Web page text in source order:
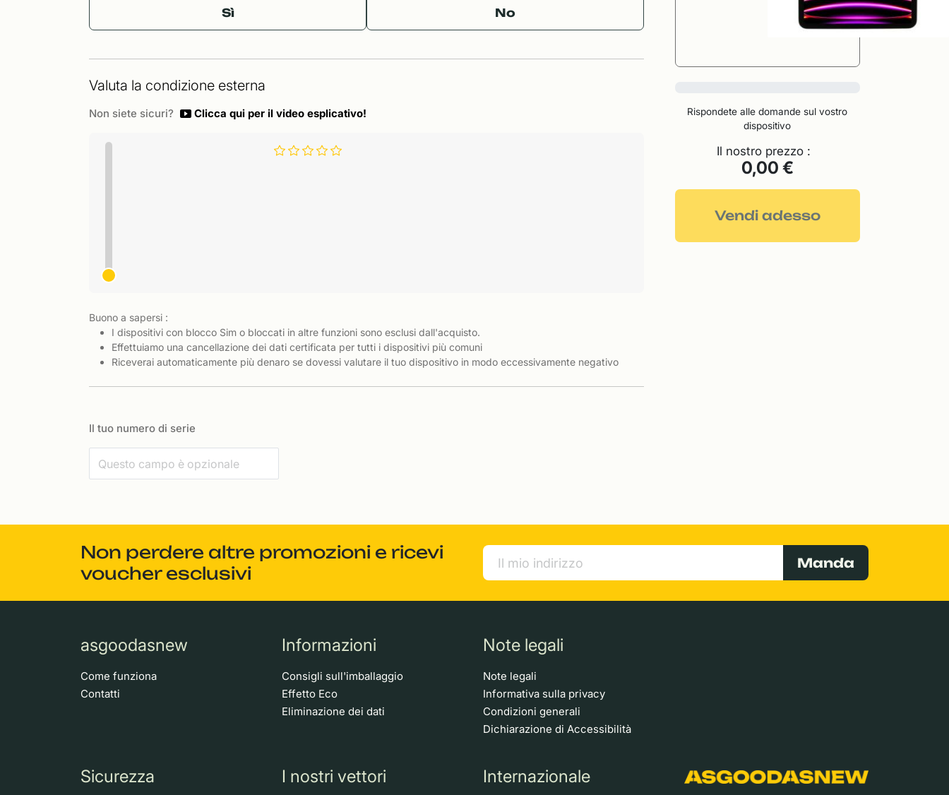
Sì No
Valuta la condizione esterna
Non siete sicuri? Clicca qui per il video esplicativo!
Buono a sapersi :
I dispositivi con blocco Sim o bloccati in altre funzioni sono esclusi dall'acquisto.
Effettuiamo una cancellazione dei dati certificata per tutti i dispositivi più comuni
Riceverai automaticamente più denaro se dovessi valutare il tuo dispositivo in modo eccessivamente negativo
Il tuo numero di serie
Rispondete alle domande sul vostro
dispositivo
Il nostro prezzo :
0,00 €
Vendi adesso
Non perdere altre promozioni e ricevi
voucher esclusivi
Manda
asgoodasnew
Come funziona
Contatti
Informazioni
Consigli sull'imballaggio
Effetto Eco
Eliminazione dei dati
Note legali
Note legali
Informativa sulla privacy
Condizioni generali
Dichiarazione di Accessibilità
Sicurezza I nostri vettori Internazionale